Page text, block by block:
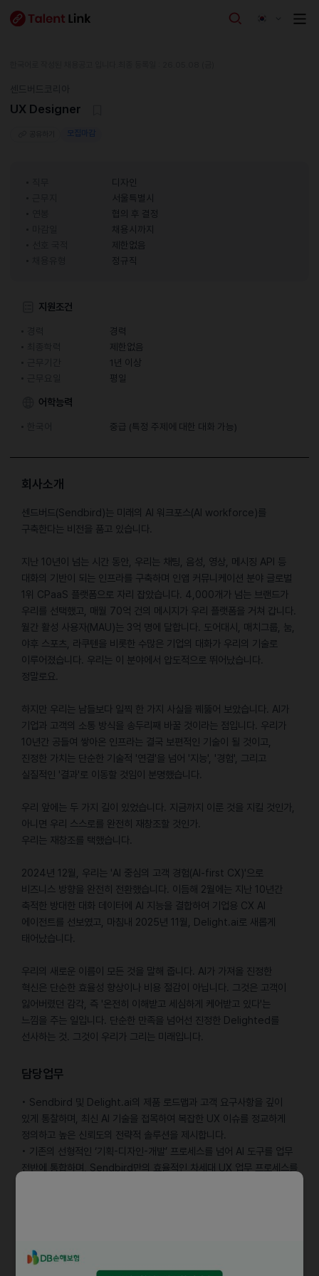
UX Designer
모집마감
디자인
서울특별시
협의 후 결정
채용시까지
제한없음
정규직
지원조건
경력
제한없음
1년 이상
평일
어학능력
중급 (특정 주제에 대한 대화 가능)
회사소개
센드버드(Sendbird)는 미래의 AI 워크포스(AI workforce)를
구축한다는 비전을 품고 있습니다.
지난 10년이 넘는 시간 동안, 우리는 채팅, 음성, 영상, 메시징 API 등
대화의 기반이 되는 인프라를 구축하며 인앱 커뮤니케이션 분야 글로벌
1위 CPaaS 플랫폼으로 자리 잡았습니다. 4,000개가 넘는 브랜드가
우리를 선택했고, 매월 70억 건의 메시지가 우리 플랫폼을 거쳐 갑니다.
월간 활성 사용자(MAU)는 3억 명에 달합니다. 도어대시, 매치그룹, 눔,
야후 스포츠, 라쿠텐을 비롯한 수많은 기업의 대화가 우리의 기술로
이루어졌습니다. 우리는 이 분야에서 압도적으로 뛰어났습니다.
정말로요.
하지만 우리는 남들보다 일찍 한 가지 사실을 꿰뚫어 보았습니다. AI가
기업과 고객의 소통 방식을 송두리째 바꿀 것이라는 점입니다. 우리가
10년간 공들여 쌓아온 인프라는 결국 보편적인 기술이 될 것이고,
진정한 가치는 단순한 기술적 '연결'을 넘어 '지능', '경험', 그리고
실질적인 '결과'로 이동할 것임이 분명했습니다.
우리 앞에는 두 가지 길이 있었습니다. 지금까지 이룬 것을 지킬 것인가,
아니면 우리 스스로를 완전히 재창조할 것인가.
우리는 재창조를 택했습니다.
2024년 12월, 우리는 'AI 중심의 고객 경험(AI-first CX)'으로
비즈니스 방향을 완전히 전환했습니다. 이듬해 2월에는 지난 10년간
축적한 방대한 대화 데이터에 AI 지능을 결합하여 기업용 CX AI
에이전트를 선보였고, 마침내 2025년 11월, Delight.ai로 새롭게
태어났습니다.
우리의 새로운 이름이 모든 것을 말해 줍니다. AI가 가져올 진정한
혁신은 단순한 효율성 향상이나 비용 절감이 아닙니다. 그것은 고객이
잃어버렸던 감각, 즉 '온전히 이해받고 세심하게 케어받고 있다'는
느낌을 주는 일입니다. 단순한 만족을 넘어선 진정한 Delighted를
선사하는 것. 그것이 우리가 그리는 미래입니다.
담당업무
• Sendbird 및 Delight.ai의 제품 로드맵과 고객 요구사항을 깊이
있게 통찰하며, 최신 AI 기술을 접목하여 복잡한 UX 이슈를 정교하게
정의하고 높은 신뢰도의 전략적 솔루션을 제시합니다.
• 기존의 선형적인 ‘기획-디자인-개발’ 프로세스를 넘어 AI 도구를 업무
전반에 통합하며, Sendbird만의 효율적인 차세대 UX 업무 프로세스를
혁신적인 인터페이스 설계를 통해 자사 AI 제품의 시장 경쟁력과 품질을
극대화합니다.